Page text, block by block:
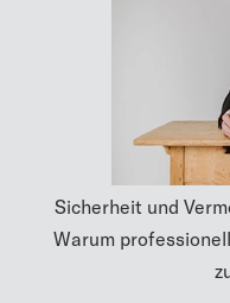
Sicherheit und
Warum